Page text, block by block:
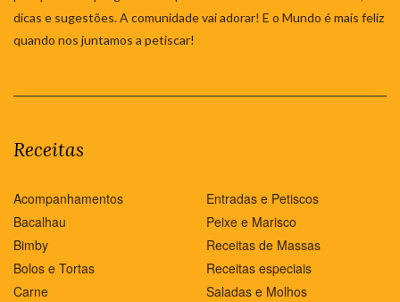
dicas e sugestões. A comunidade vai adorar! E o Mundo é mais feliz
quando nos juntamos a petiscar!
Receitas
Acompanhamentos
Bacalhau
Bimby
Bolos e Tortas
Carne
Entradas e Petiscos
Peixe e Marisco
Receitas de Massas
Receitas especiais
Saladas e Molhos